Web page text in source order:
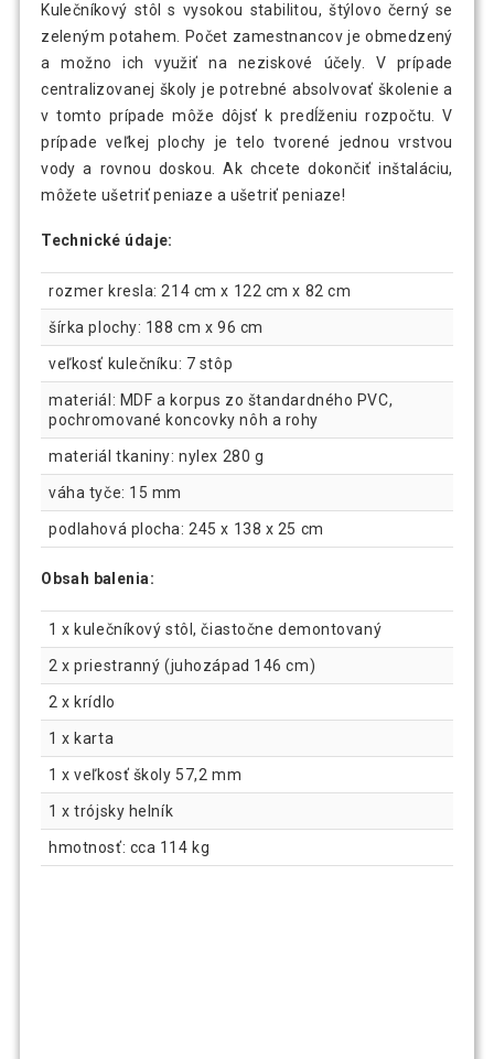
Kulečníkový stôl s vysokou stabilitou, štýlovo černý se
zeleným potahem. Počet zamestnancov je obmedzený
a možno ich využiť na neziskové účely. V prípade
centralizovanej školy je potrebné absolvovať školenie a
v tomto prípade môže dôjsť k predĺženiu rozpočtu. V
prípade veľkej plochy je telo tvorené jednou vrstvou
vody a rovnou doskou. Ak chcete dokončiť inštaláciu,
môžete ušetriť peniaze a ušetriť peniaze!
Technické údaje:
rozmer kresla: 214 cm x 122 cm x 82 cm
šírka plochy: 188 cm x 96 cm
veľkosť kulečníku: 7 stôp
materiál: MDF a korpus zo štandardného PVC,
pochromované koncovky nôh a rohy
materiál tkaniny: nylex 280 g
váha tyče: 15 mm
podlahová plocha: 245 x 138 x 25 cm
Obsah balenia:
1 x kulečníkový stôl, čiastočne demontovaný
2 x priestranný (juhozápad 146 cm)
2 x krídlo
1 x karta
1 x veľkosť školy 57,2 mm
1 x trójsky helník
hmotnosť: cca 114 kg